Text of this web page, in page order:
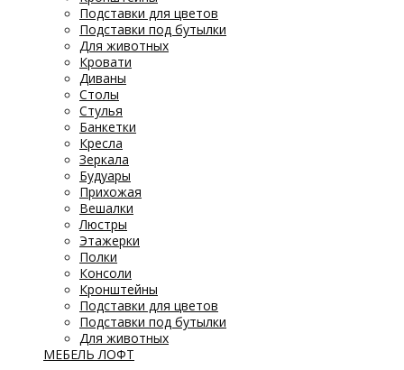
Подставки для цветов
Подставки под бутылки
Для животных
Кровати
Диваны
Столы
Стулья
Банкетки
Кресла
Зеркала
Будуары
Прихожая
Вешалки
Люстры
Этажерки
Полки
Консоли
Кронштейны
Подставки для цветов
Подставки под бутылки
Для животных
МЕБЕЛЬ ЛОФТ